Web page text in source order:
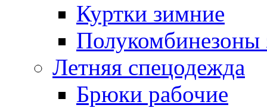
Куртки зимние
Полукомбинезоны
Летняя спецодежда
Брюки рабочие